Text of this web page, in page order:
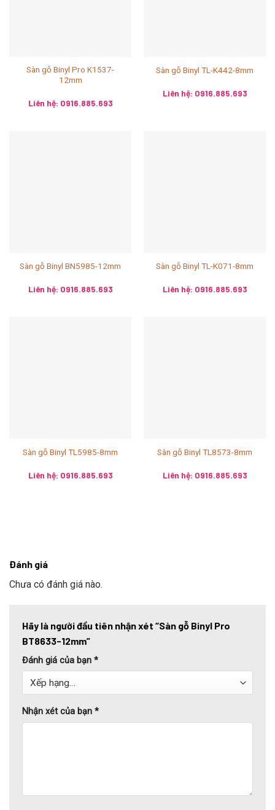
Sàn gỗ Binyl Pro K1537-
12mm
Liên hệ: 0916.885.693
Sàn gỗ Binyl TL-K442-8mm
Liên hệ: 0916.885.693
Sàn gỗ Binyl BN5985-12mm
Liên hệ: 0916.885.693
Sàn gỗ Binyl TL-K071-8mm
Liên hệ: 0916.885.693
Sàn gỗ Binyl TL5985-8mm
Liên hệ: 0916.885.693
Sàn gỗ Binyl TL8573-8mm
Liên hệ: 0916.885.693
Đánh giá
Chưa có đánh giá nào.
Hãy là người đầu tiên nhận xét “Sàn gỗ Binyl Pro
BT8633-12mm”
Đánh giá của bạn *
Nhận xét của bạn *